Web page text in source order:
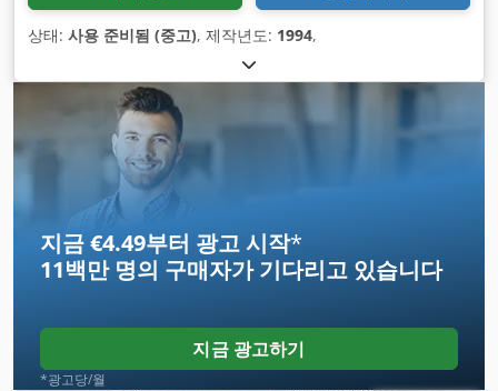
상태: 사용 준비됨 (중고), 제작년도: 1994,
지금 €4.49부터 광고 시작*
11백만 명의 구매자가 기다리고 있습니다
지금 광고하기
*광고당/월